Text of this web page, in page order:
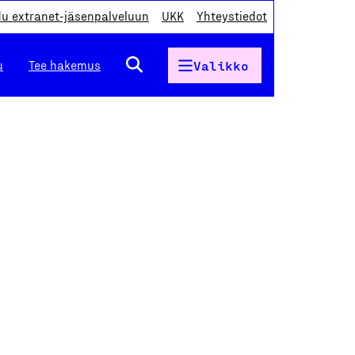
extranet-jäsenpalveluun UKK Yhteystiedot
Tee hakemus Valikko